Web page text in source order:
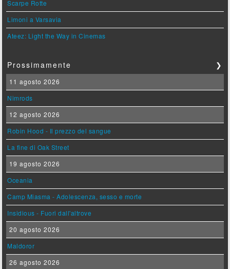
Scarpe Rotte
Limoni a Varsavia
Ateez: Light the Way in Cinemas
Prossimamente ❯
11 agosto 2026
Nimrods
12 agosto 2026
Robin Hood - Il prezzo del sangue
La fine di Oak Street
19 agosto 2026
Oceania
Camp Miasma - Adolescenza, sesso e morte
Insidious - Fuori dall'altrove
20 agosto 2026
Maldoror
26 agosto 2026